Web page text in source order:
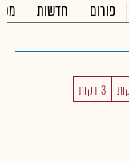
פורום חדשות
3 דקות